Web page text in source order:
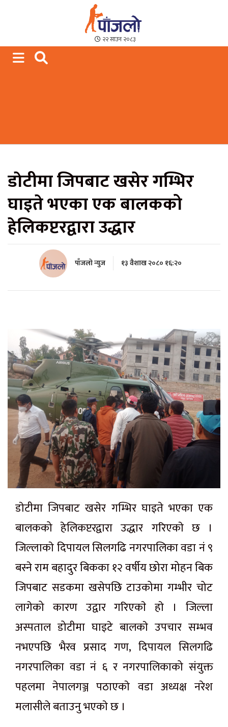
Paajalo News
We are from Far West Nepal
२२ साउन २०८३
डाेटीमा जिपबाट खसेर गम्भिर
घाइते भएका एक बालकको
हेलिकप्टरद्वारा उद्धार
पाँजलो न्युज १३ वैशाख २०८० १६:२०
डाेटीमा जिपबाट खसेर गम्भिर घाइते भएका एक
बालकको हेलिकप्टरद्वारा उद्धार गरिएकाे छ ।
जिल्लाकाे दिपायल सिलगढि नगरपालिका वडा नं ९
बस्ने राम बहादुर बिकका १२ वर्षीय छोरा मोहन बिक
जिपबाट सडकमा खसेपछि टाउकोमा गम्भीर चोट
लागेको कारण उद्वार गरिएकाे हाे । जिल्ला
अस्पताल डोटीमा घाइटे बालकाे उपचार सम्भव
नभएपछि भैरव प्रसाद गण, दिपायल सिलगढि
नगरपालिका वडा नं ६ र नगरपालिकाको संयुक्त
पहलमा नेपालगञ्ज पठाएकाे वडा अध्यक्ष नरेश
मलासीले बताउनु भएकाे छ ।